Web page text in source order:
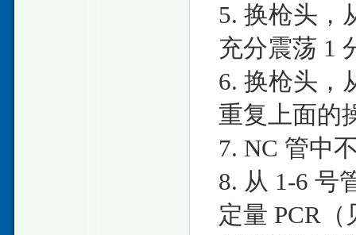
5. 换枪头，
充分震荡 1
6. 换枪头，
重复上面的
7. NC 管中
8. 从 1-6 号
定量 PCR